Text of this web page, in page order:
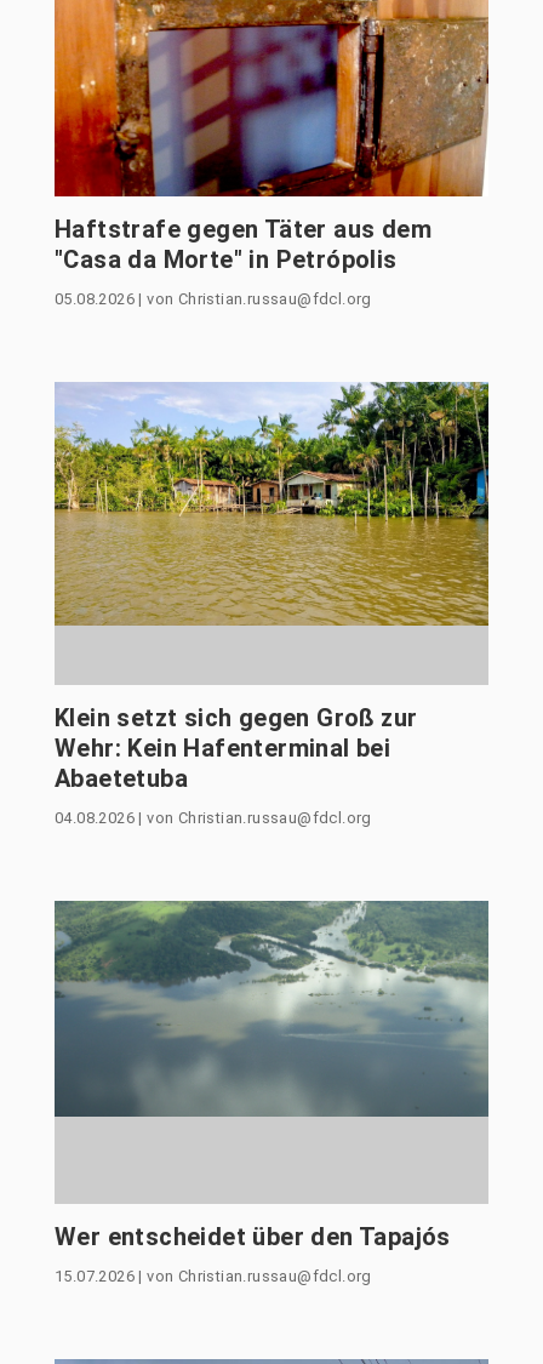
Haftstrafe gegen Täter aus dem
"Casa da Morte" in Petrópolis
05.08.2026|von Christian.russau@fdcl.org
Klein setzt sich gegen Groß zur
Wehr: Kein Hafenterminal bei
Abaetetuba
04.08.2026|von Christian.russau@fdcl.org
Wer entscheidet über den Tapajós
15.07.2026|von Christian.russau@fdcl.org